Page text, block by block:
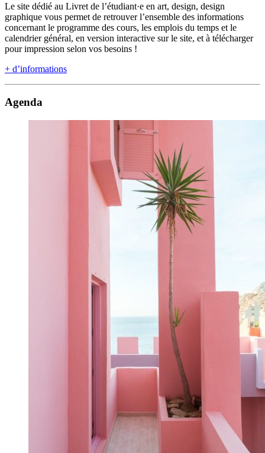
Le site dédié au Livret de l’étudiant·e en art, design, design
graphique vous permet de retrouver l’ensemble des informations
concernant le programme des cours, les emplois du temps et le
calendrier général, en version interactive sur le site, et à télécharger
pour impression selon vos besoins !
+ d’informations
Agenda